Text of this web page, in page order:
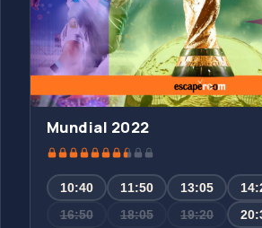
Mundial 2022
10:40 11:50 13:05
16:50 18:05 19:20